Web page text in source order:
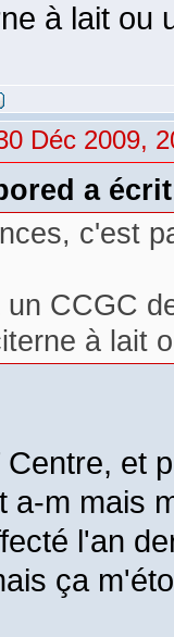
à lait ou
Déc 2009,
a
c'est
un CCGC
à lait
Centre, et
a-m mais
l'an
ça